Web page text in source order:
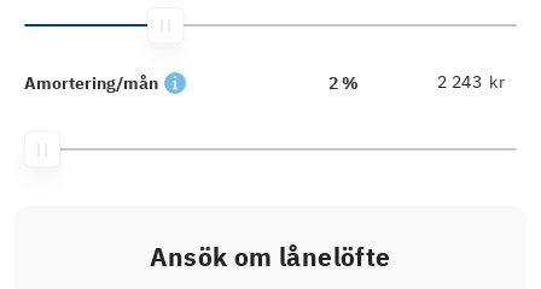
Amortering/mån 2 % kr
Ansök om lånelöfte